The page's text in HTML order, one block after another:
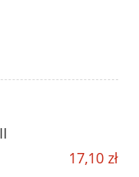
17,10 zł